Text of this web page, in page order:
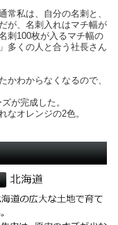
常私は、自分の名刺と、
が、名刺入れはマチ幅が
刺100枚が入るマチ幅の
多くの人と合う社長さん
かわからなくなるので、
が完成した。
なオレンジの2色。